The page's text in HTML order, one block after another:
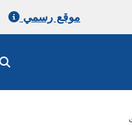
موقع رسمي